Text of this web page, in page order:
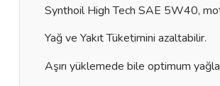
Synthoil High Tech SAE 5W40,
Yağ ve Yakıt Tüketimini azaltabilir.
Aşırı yüklemede bile optimum